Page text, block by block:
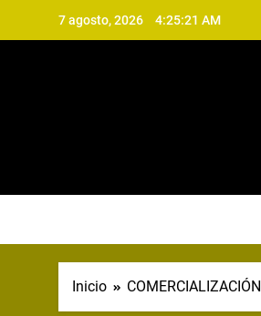
7 agosto, 2026 4:25:21 AM
Inicio COMERCIALIZACIÓN